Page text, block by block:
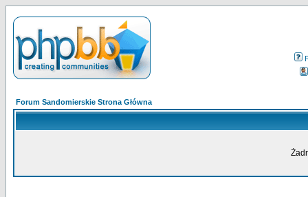
Forum Sandomierskie Strona Główna